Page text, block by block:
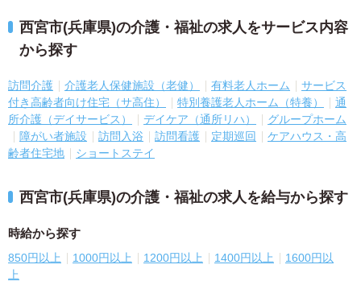
西宮市(兵庫県)の介護・福祉の求人をサービス内容
から探す
訪問介護 介護老人保健施設（老健） 有料老人ホーム
サービス
付き高齢者向け住宅（サ高住）
特別養護老人ホーム（特養）
通
所介護（デイサービス）
デイケア（通所リハ）
グループホーム
障がい者施設
訪問入浴 訪問看護 定期巡回
ケアハウス・高
齢者住宅地
ショートステイ
西宮市(兵庫県)の介護・福祉の求人を給与から探す
時給から探す
850円以上 1000円以上 1200円以上 1400円以上
1600円以
上